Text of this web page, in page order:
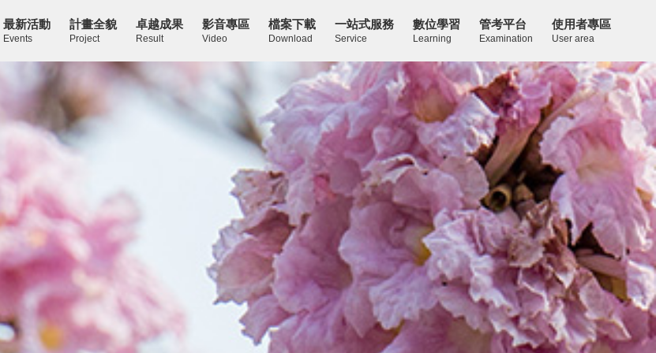
最新活動
Events
計畫全貌
Project
卓越成果
Result
影音專區
Video
檔案下載
Download
一站式服務
Service
數位學習
Learning
管考平台
Examination
使用者專區
User area